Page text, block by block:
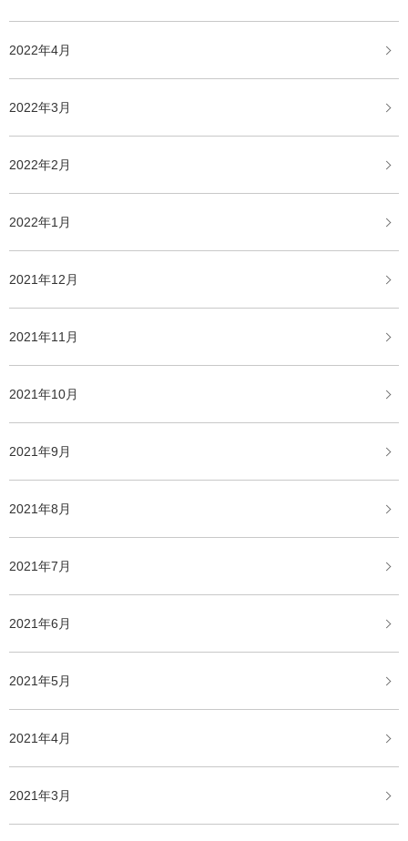
2022年4月
2022年3月
2022年2月
2022年1月
2021年12月
2021年11月
2021年10月
2021年9月
2021年8月
2021年7月
2021年6月
2021年5月
2021年4月
2021年3月